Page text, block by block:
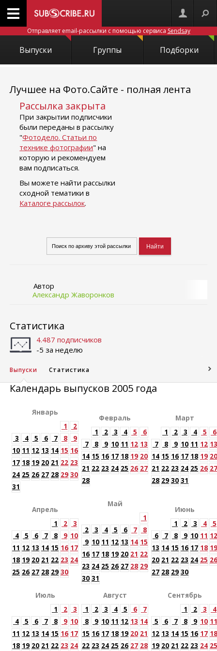
Отправляет email-рассылки с помощью сервиса Sendsay
Выпуски Группы Подборки
Лучшее на Фото.Сайте - полная лента
Рассылка закрыта
При закрытии подписчики
были переданы в рассылку
"Фотодело. Статьи по
технике фотографии" на
которую и рекомендуем
вам подписаться.
Вы можете найти рассылки
сходной тематики в
Каталоге рассылок.
Автор
Александр Жаворонков
Статистика
4.487 подписчиков
-5 за неделю
Выпуски Статистика
Календарь выпусков 2005 года
Январь
1
2
3
4 5 6 7 8
9
10 11 12 13 14 15 16
17 18 19 20 21 22 23
24 25 26 27 28 29 30
31
Февраль
1
2 3 4 5
6
7
8 9 10 11 12 13
14 15 16 17 18 19 20
21 22 23 24 25 26 27
28
Март
1
2 3 4 5
6
7
8 9 10 11 12 13
14 15 16 17 18 19 20
21 22 23 24 25 26 27
28 29 30 31
Апрель
1
2
3
4
5 6 7 8 9 10
11 12 13 14 15 16 17
18 19 20 21 22 23 24
25 26 27 28 29 30
Май
1
2
3 4 5 6 7
8
9 10 11 12 13 14 15
16 17 18 19 20 21 22
23 24 25 26 27 28 29
30 31
Июнь
1
2 3 4
5
6
7 8 9 10 11 12
13 14 15 16 17 18 19
20 21 22 23 24 25 26
27 28 29 30
Июль
1
2
3
4
5 6 7 8 9 10
11 12 13 14 15 16 17
18 19 20 21 22 23 24
Август
1
2 3 4 5 6
7
8
9 10 11 12 13 14
15 16 17 18 19 20 21
22 23 24 25 26 27 28
Сентябрь
1
2 3
4
5
6 7 8 9 10 11
12 13 14 15 16 17 18
19 20 21 22 23 24 25